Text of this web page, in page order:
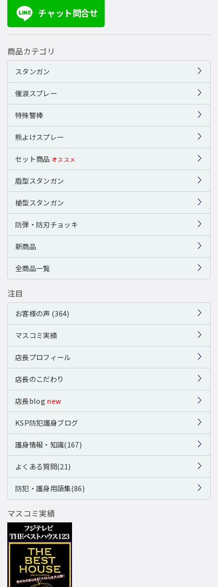
LINE チャット問合せ
商品カテゴリ
スタンガン
催涙スプレー
特殊警棒
熊よけスプレー
セット商品 オススメ
盾型スタンガン
槍型スタンガン
防弾・防刃チョッキ
新商品
全商品一覧
注目
お客様の声 (364)
マスコミ実績
店長プロフィール
店長のこだわり
店長blog new
KSP防犯護身ブログ
護身情報・知識(167)
よくある質問(21)
防犯・護身用語集(86)
マスコミ実績